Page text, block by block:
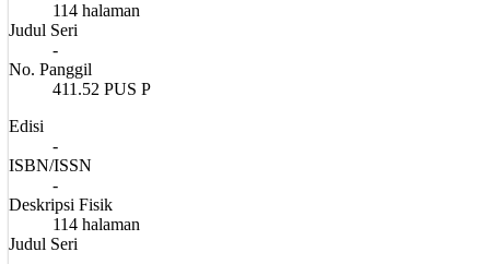
114 halaman
Judul Seri
-
No. Panggil
411.52 PUS P
Edisi
-
ISBN/ISSN
-
Deskripsi Fisik
114 halaman
Judul Seri